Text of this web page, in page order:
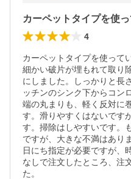
4
カーペットタイプを使って
細かい破片が埋もれて取り
にしました。しっかりと長
ッチンのシンク下からコン
端の丸まりも、軽く反対に
す。滑りやすくはないです
す。掃除はしやすいです。
ですが、大きな不満はあり
日にち指定が必要ですが、
なしで注文したところ、注
た。